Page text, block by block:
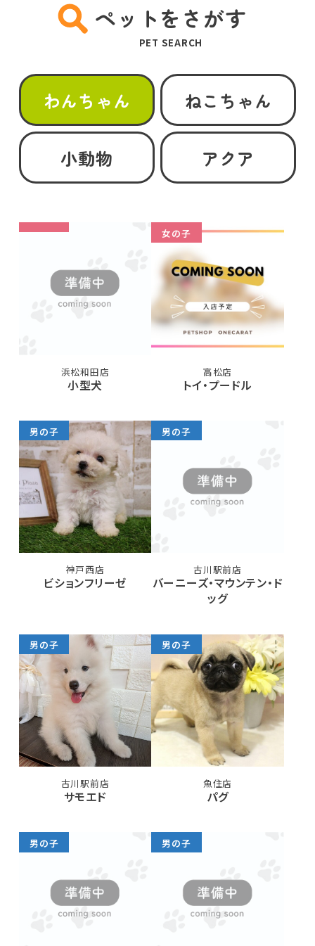
ペットをさがす
PET SEARCH
わんちゃん ねこちゃん
小動物 アクア
浜松和田店
小型犬
女の子
高松店
トイ・プードル
男の子
神戸西店
ビションフリーゼ
男の子
古川駅前店
バーニーズ・マウンテン・ド
ッグ
男の子
古川駅前店
サモエド
男の子
魚住店
パグ
男の子 男の子